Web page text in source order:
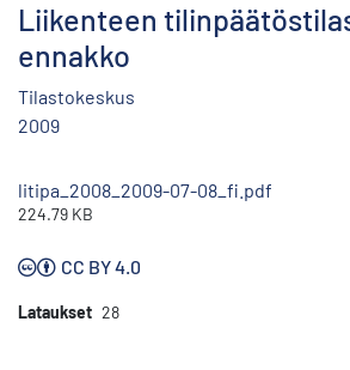
Liikenteen
ennakko
Tilastokeskus
2009
litipa_2008_2009-07-08_fi.pdf
224.79 KB
CC BY 4.0
Lataukset 28